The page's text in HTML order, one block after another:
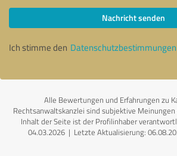
Nachricht senden
Ich stimme den Datenschutzbestimmungen
Alle Bewertungen und Erfahrungen zu
Rechtsanwaltskanzlei sind subjektive
Inhalt der Seite ist der Profilinhaber
04.03.2026 | Letzte Aktualisierung: